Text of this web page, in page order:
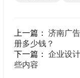
上一篇： 济南广
册多少钱？
下一篇： 企业设
些内容